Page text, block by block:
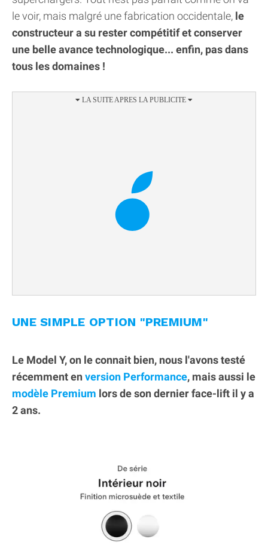
le voir, mais malgré une fabrication occidentale, le
constructeur a su rester compétitif et conserver
une belle avance technologique... enfin, pas dans
tous les domaines !
UNE SIMPLE OPTION "PREMIUM"
Le Model Y, on le connait bien, nous l'avons testé
récemment en version Performance, mais aussi le
modèle Premium lors de son dernier face-lift il y a
2 ans.